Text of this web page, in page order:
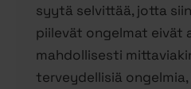
syytä selvittää, jotta
piilevät ongelmat eivät
mahdollisesti
terveydellisiä